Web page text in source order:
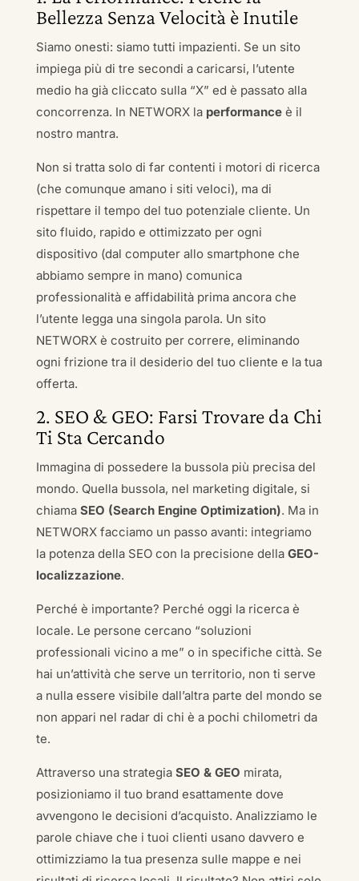
Bellezza Senza Velocità è Inutile
Siamo onesti: siamo tutti impazienti. Se un sito
impiega più di tre secondi a caricarsi, l’utente
medio ha già cliccato sulla “X” ed è passato alla
concorrenza. In NETWORX la performanceè il
nostro mantra.
Non si tratta solo di far contenti i motori di ricerca
(che comunque amano i siti veloci), ma di
rispettare il tempo del tuo potenziale cliente. Un
sito fluido, rapido e ottimizzato per ogni
dispositivo (dal computer allo smartphone che
abbiamo sempre in mano) comunica
professionalità e affidabilità prima ancora che
l’utente legga una singola parola. Un sito
NETWORX è costruito per correre, eliminando
ogni frizione tra il desiderio del tuo cliente e la tua
offerta.
2. SEO & GEO: Farsi Trovare da Chi
Ti Sta Cercando
Immagina di possedere la bussola più precisa del
mondo. Quella bussola, nel marketing digitale, si
chiama SEO (Search Engine Optimization). Ma in
NETWORX facciamo un passo avanti: integriamo
la potenza della SEO con la precisione della GEO-
localizzazione.
Perché è importante? Perché oggi la ricerca è
locale. Le persone cercano “soluzioni
professionali vicino a me” o in specifiche città. Se
hai un’attività che serve un territorio, non ti serve
a nulla essere visibile dall’altra parte del mondo se
non appari nel radar di chi è a pochi chilometri da
te.
Attraverso una strategia SEO & GEO mirata,
posizioniamo il tuo brand esattamente dove
avvengono le decisioni d’acquisto. Analizziamo le
parole chiave che i tuoi clienti usano davvero e
ottimizziamo la tua presenza sulle mappe e nei